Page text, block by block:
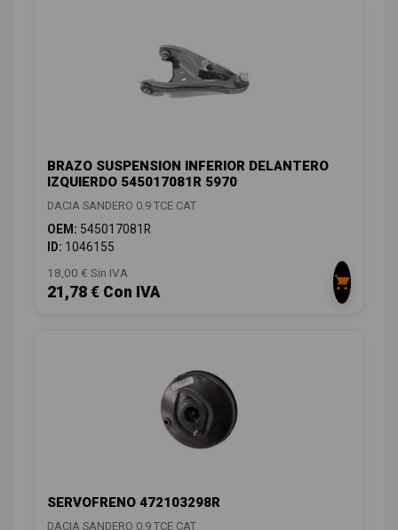
BRAZO SUSPENSION INFERIOR DELANTERO
IZQUIERDO 545017081R 5970
DACIA SANDERO 0.9 TCE CAT
OEM: 545017081R
ID: 1046155
18,00 € Sin IVA
21,78 € Con IVA
SERVOFRENO 472103298R
DACIA SANDERO 0.9 TCE CAT